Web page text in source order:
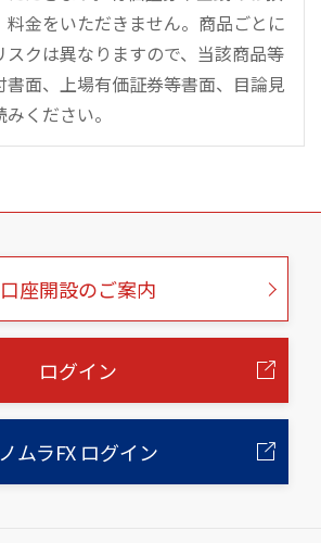
料金をいただきません。商品ごとに
スクは異なりますので、当該商品等
書面、上場有価証券等書面、目論見
ください。
口座開設のご案内
ログイン
ノムラFX ログイン